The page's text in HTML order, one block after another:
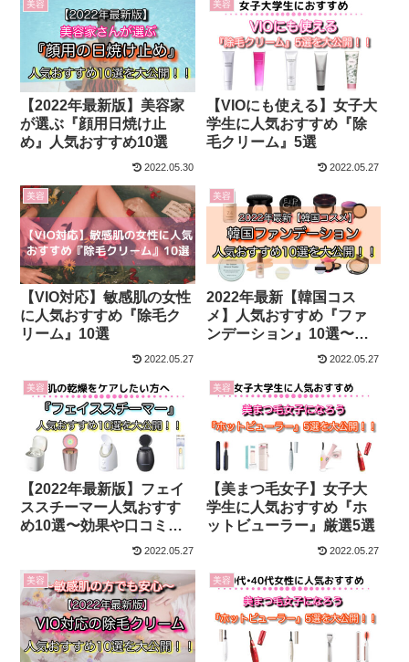
美容
【2022年最新版】美容家
が選ぶ『顔用日焼け止
め』人気おすすめ10選
2022.05.30
美容
【VIOにも使える】女子大
学生に人気おすすめ『除
毛クリーム』5選
2022.05.27
美容
【VIO対応】敏感肌の女性
に人気おすすめ『除毛ク
リーム』10選
2022.05.27
美容
2022年最新【韓国コス
メ】人気おすすめ『ファ
ンデーション』10選〜使
って効果を実感〜
2022.05.27
美容
【2022年最新版】フェイ
ススチーマー人気おすす
め10選〜効果や口コミ・
レビュー評価も比較〜2022.05.27
美容
【美まつ毛女子】女子大
学生に人気おすすめ『ホ
ットビューラー』厳選5選
2022.05.27
美容 美容